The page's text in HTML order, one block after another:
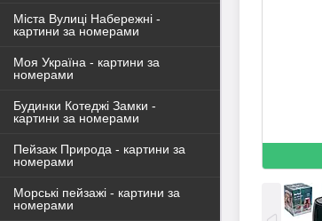
Міста Вулиці Набережні -
картини за номерами
Моя Україна - картини за
номерами
Будинки Котеджі Замки -
картини за номерами
Пейзаж Природа - картини за
номерами
Морські пейзажі - картини за
номерами